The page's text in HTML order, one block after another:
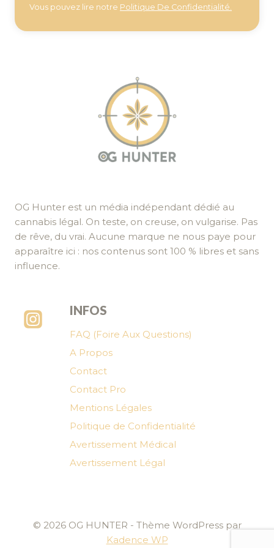
Vous pouvez lire notre Politique De Confidentialité.
OG Hunter est un média indépendant dédié au
cannabis légal. On teste, on creuse, on vulgarise. Pas
de rêve, du vrai. Aucune marque ne nous paye pour
apparaître ici : nos contenus sont 100 % libres et sans
influence.
INFOS
FAQ (Foire Aux Questions)
A Propos
Contact
Contact Pro
Mentions Légales
Politique de Confidentialité
Avertissement Médical
Avertissement Légal
© 2026 OG HUNTER - Thème WordPress par
Kadence WP